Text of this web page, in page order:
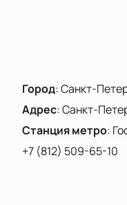
общей концепции
Не упустите
сайте вы можете уже
Город:Санкт-
Адрес:Санкт-
Станция метро:
+7 (812) 509-65-10